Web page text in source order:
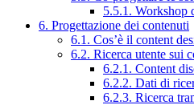
5.5.1. Workshop
6. Progettazione dei contenuti
6.1. Cos’è il content
6.2. Ricerca utente sui
6.2.1. Content
6.2.2. Dati di
6.2.3. Ricerca